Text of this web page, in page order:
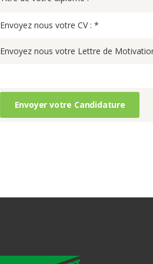
Envoyez nous votre CV : *
Envoyez nous votre Lettre de